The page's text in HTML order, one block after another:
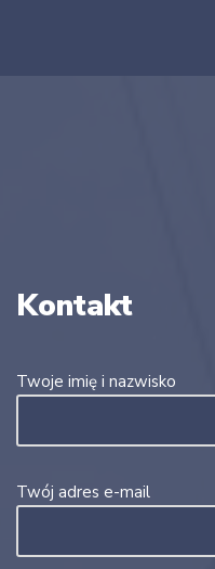
Kontakt
Twoje imię i nazwisko
Twój adres e-mail